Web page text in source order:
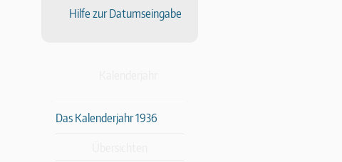
Hilfe zur Datumseingabe
Das Kalenderjahr 1936